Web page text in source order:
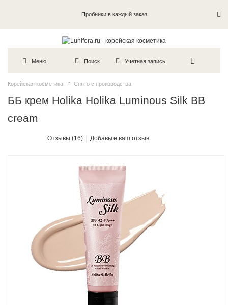
Пробники в каждый заказ
Меню Поиск Учетная запись
Корейская косметика Снято с производства
ББ крем Holika Holika Luminous Silk BB
cream
Отзывы (16) Добавьте ваш отзыв